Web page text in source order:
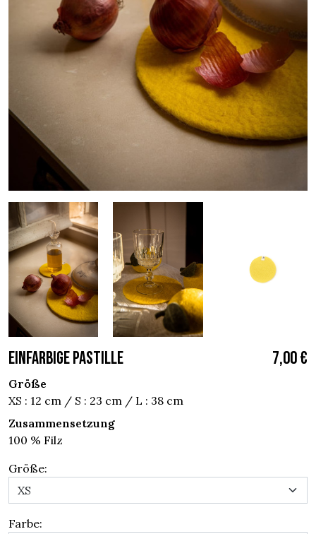
EINFARBIGE PASTILLE 7,00 €
Größe
XS : 12 cm / S : 23 cm / L : 38 cm
Zusammensetzung
100 % Filz
Größe:
Farbe: